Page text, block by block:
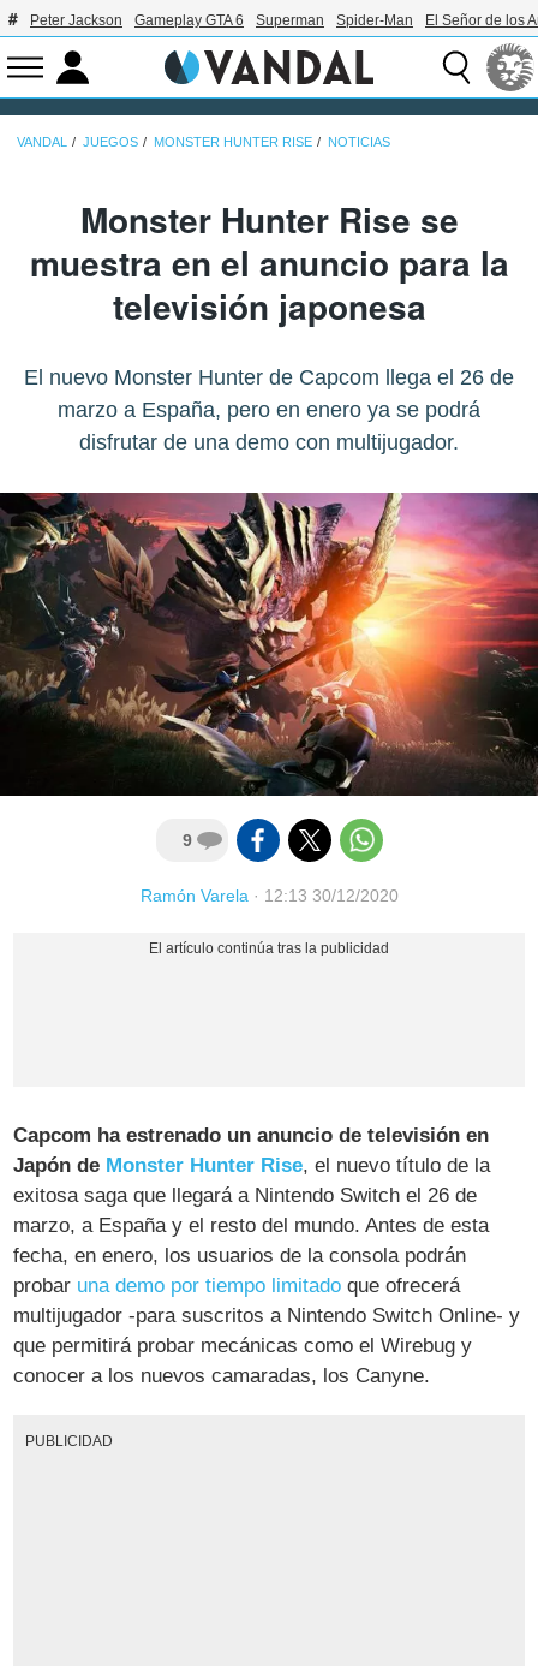
Peter Jackson Gameplay GTA 6 Superman Spider-Man El Señor de los
VANDAL JUEGOS MONSTER HUNTER RISE NOTICIAS
Monster Hunter Rise se
muestra en el anuncio para la
televisión japonesa
El nuevo Monster Hunter de Capcom llega el 26 de
marzo a España, pero en enero ya se podrá
disfrutar de una demo con multijugador.
9
Ramón Varela· 12:13 30/12/2020
Capcom ha estrenado un anuncio de televisión en
Japón de Monster Hunter Rise, el nuevo título de la
exitosa saga que llegará a Nintendo Switch el 26 de
marzo, a España y el resto del mundo. Antes de esta
fecha, en enero, los usuarios de la consola podrán
probar una demo por tiempo limitado que ofrecerá
multijugador -para suscritos a Nintendo Switch Online- y
que permitirá probar mecánicas como el Wirebug y
conocer a los nuevos camaradas, los Canyne.
PUBLICIDAD